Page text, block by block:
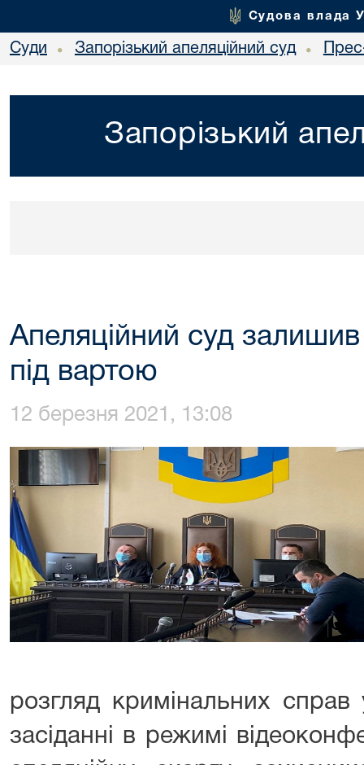
Судова влада
Суди • Запорізький апеляційний суд •
Запорізький
Апеляційний суд залишив
під вартою
12 березня 2021, 13:08
розгляд кримінальних справ
засіданні в режимі